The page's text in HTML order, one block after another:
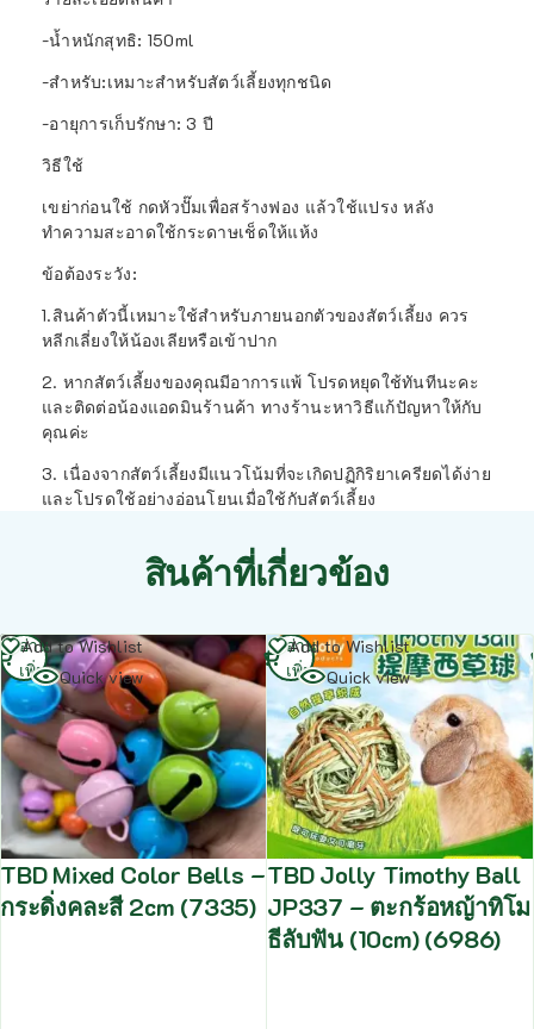
-น้ำหนักสุทธิ: 150ml
-สำหรับ:เหมาะสำหรับสัตว์เลี้ยงทุกชนิด
-อายุการเก็บรักษา: 3 ปี
วิธีใช้
เขย่าก่อนใช้ กดหัวปั๊มเพื่อสร้างฟอง แล้วใช้แปรง หลัง
ทำความสะอาดใช้กระดาษเช็ดให้แห้ง
ข้อต้องระวัง:
1.สินค้าตัวนี้เหมาะใช้สำหรับภายนอกตัวของสัตว์เลี้ยง ควร
หลีกเลี่ยงให้น้องเลียหรือเข้าปาก
2. หากสัตว์เลี้ยงของคุณมีอาการแพ้ โปรดหยุดใช้ทันทีนะคะ
และติดต่อน้องแอดมินร้านค้า ทางร้านะหาวิธีแก้ปัญหาให้กับ
คุณค่ะ
3. เนื่องจากสัตว์เลี้ยงมีแนวโน้มที่จะเกิดปฏิกิริยาเครียดได้ง่าย
และโปรดใช้อย่างอ่อนโยนเมื่อใช้กับสัตว์เลี้ยง
สินค้าที่เกี่ยวข้อง
Add to Wishlist
Quick view
TBD Mixed Color Bells –
กระดิ่งคละสี 2cm (7335)
อ่าน
เพิ่ม
Add to Wishlist
Quick view
TBD Jolly Timothy Ball
JP337 – ตะกร้อหญ้าทิโม
ธีลับฟัน (10cm) (6986)
อ่าน
เพิ่ม